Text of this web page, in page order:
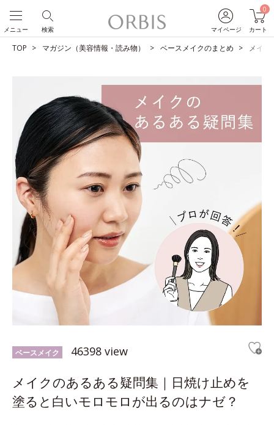
マイページ
0
カート
検索
メニュー
TOP マガジン（美容情報・読み物） ベースメイクのまとめ メイ
ベースメイク 46398 view
メイクのあるある疑問集｜日焼け止めを
塗ると白いモロモロが出るのはナゼ？